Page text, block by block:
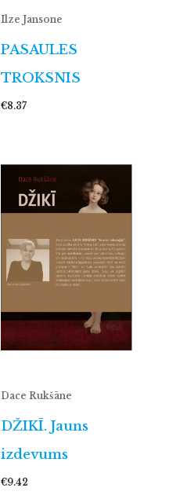
Ilze Jansone
PASAULES
TROKSNIS
€8.37
Dace Rukšāne
DŽIKĪ. Jauns
izdevums
€9.42